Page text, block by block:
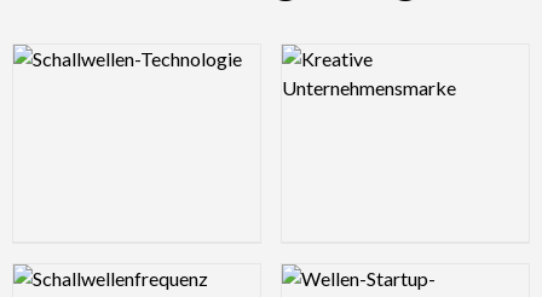
Logo Preview Image Logo Preview Image
Logo Preview Image Logo Preview Image